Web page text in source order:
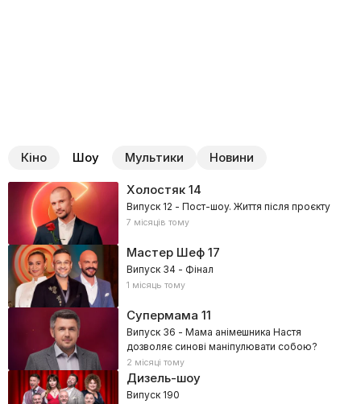
Кіно Шоу Мультики Новини
Холостяк14
Випуск 12 - Пост-шоу. Життя після проєкту
7 місяців тому
Мастер Шеф17
Випуск 34 - Фінал
1 місяць тому
Супермама 11
Випуск 36 - Мама анімешника Настя
дозволяє синові маніпулювати собою?
2 місяці тому
Дизель-шоу
Випуск 190